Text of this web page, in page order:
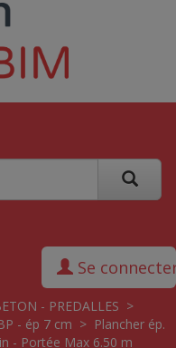
Se
- PREDALLES >
- ép 7 cm > Plancher ép.
- Portée Max 6.50 m